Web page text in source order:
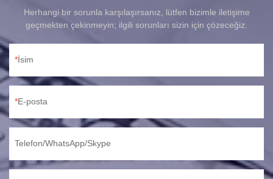
Herhangi bir sorunla karşılaşırsanız, lütfen bizimle iletişime
geçmekten çekinmeyin; ilgili sorunları sizin için çözeceğiz.
İsim
E-posta
Telefon/WhatsApp/Skype